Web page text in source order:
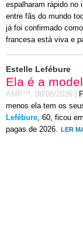
espalharam rápido no
entre fãs do mundo
já foi confirmado
francesa está viva e
Estelle Lefébure
Ela é a
AMP™, 08/08/2026
menos ela tem os
Lefébure, 60, ficou
pagas de 2026.
LER